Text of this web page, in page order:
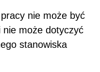
nie może być
nie może dotyczyć
stanowiska